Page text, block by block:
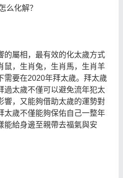
么化解？
的屬相，最有效的化太歲方式
鼠，生肖兔，生肖馬，生肖羊
需要在2020年拜太歲。拜太歲
過太歲不僅可以避免流年犯太
響，又能夠借助太歲的運勢對
太歲不僅能夠保佑自己一整年
能給身邊至親帶去福氣與安